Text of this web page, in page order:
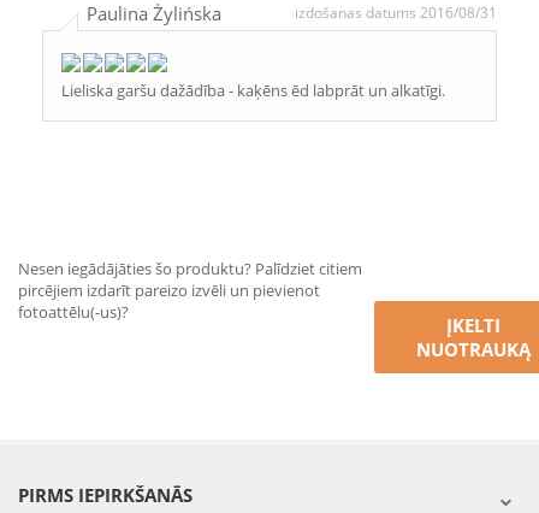
Paulina Żylińska izdošanas datums 2016/08/31
Lieliska garšu dažādība - kaķēns ēd labprāt un alkatīgi.
Nesen iegādājāties šo produktu? Palīdziet citiem
pircējiem izdarīt pareizo izvēli un pievienot
fotoattēlu(-us)?
ĮKELTI
NUOTRAUKĄ
PIRMS IEPIRKŠANĀS